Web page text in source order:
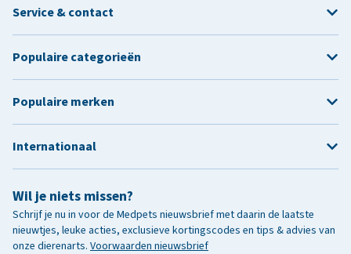
Wil je niets missen?
Schrijf je nu in voor de Medpets nieuwsbrief met daarin de laatste
nieuwtjes, leuke acties, exclusieve kortingscodes en tips & advies van
onze dierenarts. Voorwaarden nieuwsbrief
Service & contact
Populaire categorieën
Populaire merken
Internationaal